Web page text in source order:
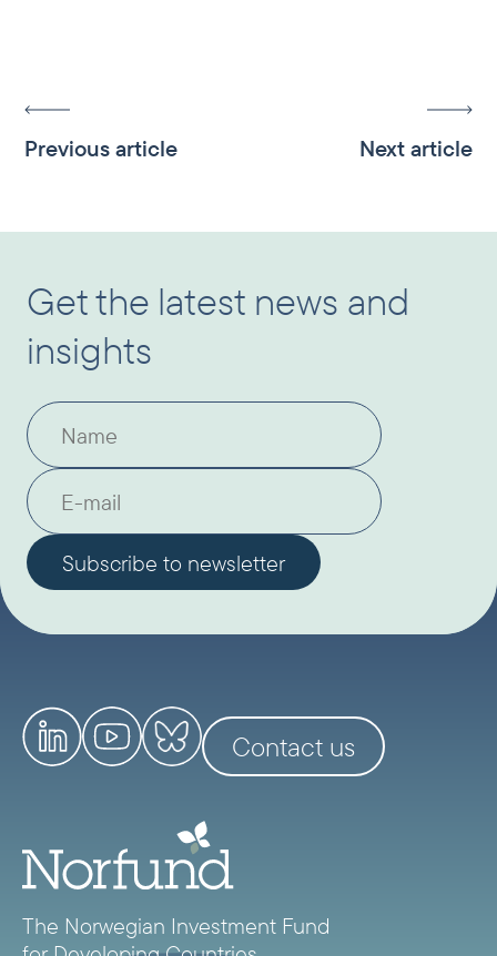
Previous article Next article
Get the latest news and
insights
Contact us
The Norwegian Investment Fund